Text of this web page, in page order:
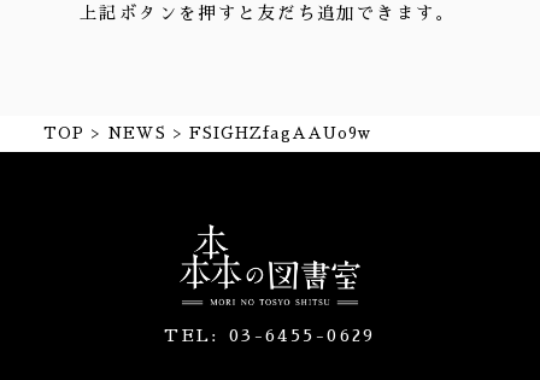
上記ボタンを押すと友だち追加できます。
TOP NEWS FSIGHZfagAAUo9w
TEL: 03-6455-0629